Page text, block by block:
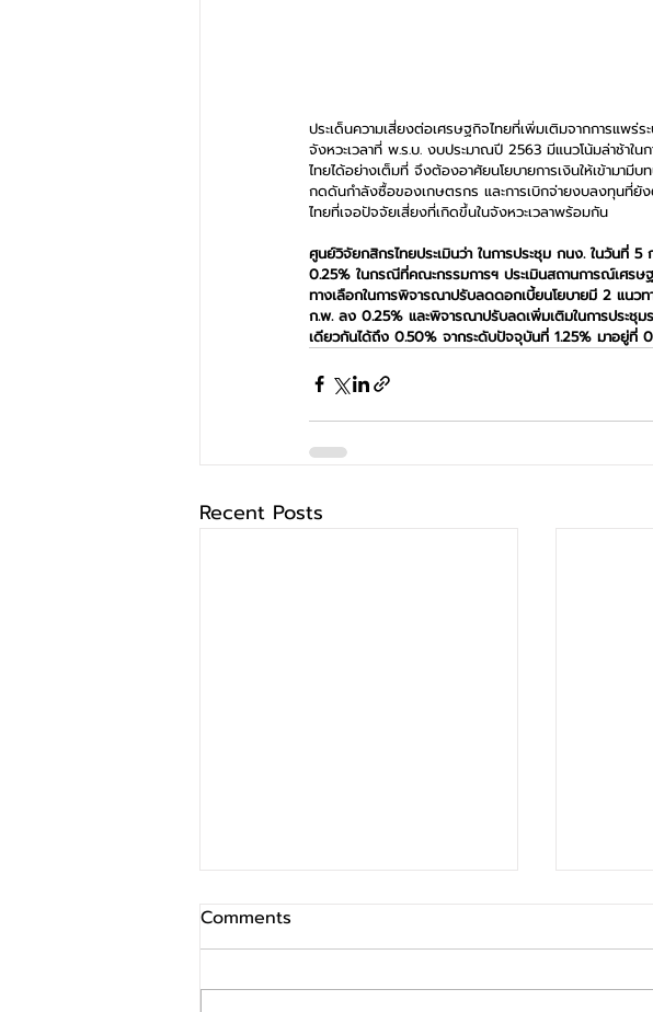
ประเด็นความเสี่ยงต่อเศรษฐกิจไทยที่เพิ่มเติมจากการแพร่ร
จังหวะเวลาที่ พ.ร.บ. งบประมาณปี 2563 มีแนวโน้มล่าช้าใน
ไทยได้อย่างเต็มที่ จึงต้องอาศัยนโยบายการเงินให้เข้ามา
กดดันกำลังซื้อของเกษตรกร และการเบิกจ่ายงบลงทุนที่ยั
ไทยที่เจอปัจจัยเสี่ยงที่เกิดขึ้นในจังหวะเวลาพร้อมกัน
ศูนย์วิจัยกสิกรไทยประเมินว่า ในการประชุม กนง. ในวัน
0.25% ในกรณีที่คณะกรรมการฯ ประเมินสถานการณ์เศรษ
ทางเลือกในการพิจารณาปรับลดดอกเบี้ยนโยบายมี 2 แนว
ก.พ. ลง 0.25% และพิจารณาปรับลดเพิ่มเติมในการประ
เดียวกันได้ถึง 0.50% จากระดับปัจจุบันที่ 1.25% มาอยู่ที่
Recent Posts
Comments